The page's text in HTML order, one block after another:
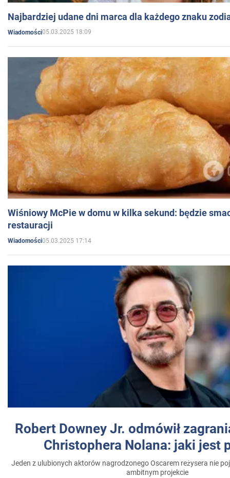
Najbardziej udane dni marca dla każdego znaku
Wiadomości05.03.2025 18:09
Wiśniowy McPie w domu w kilka sekund: będzie
restauracji
Wiadomości05.03.2025 17:14
Robert Downey Jr. odmówił
Christophera Nolana: jaki jest
Jeden z ulubionych aktorów nagrodzonego Oscarem reżysera nie
ambitnym projekcie